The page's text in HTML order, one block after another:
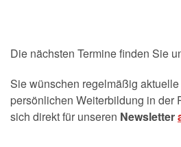
Die nächsten Termine finden Sie
Sie wünschen regelmäßig
persönlichen Weiterbildung in der
sich direkt für unseren Newsletter